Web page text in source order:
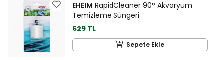
EHEIM RapidCleaner 90° Akvaryum
Temizleme Süngeri
629 TL
Sepete Ekle